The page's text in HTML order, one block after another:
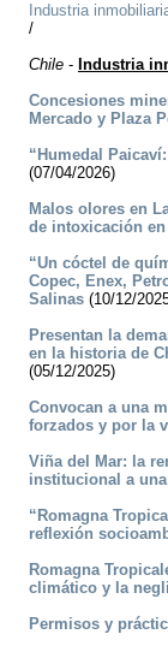
Industria
/
Chile - Industria
Concesiones
Mercado y Plaza
“Humedal
(07/04/2026)
Malos olores en
de intoxicación
“Un cóctel de
Copec, Enex,
Salinas (10/12/
Presentan la
en la historia de
(05/12/2025)
Convocan a una
forzados y por la
Viña del Mar: la
institucional a
“Romagna
reflexión
Romagna
climático y la
Permisos y